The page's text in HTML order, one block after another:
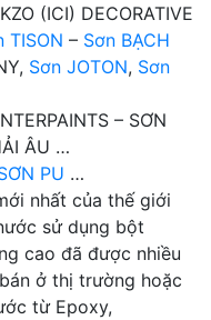
(ICI) DECORATIVE
TISON – Sơn BẠCH
Sơn JOTON, Sơn
– SƠN
ÂU …
PU …
nhất của thế giới
sử dụng bột
cao đã được nhiều
ở thị trường hoặc
từ Epoxy,